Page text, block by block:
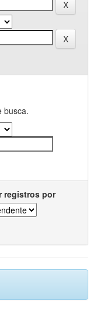
busca.
registros por